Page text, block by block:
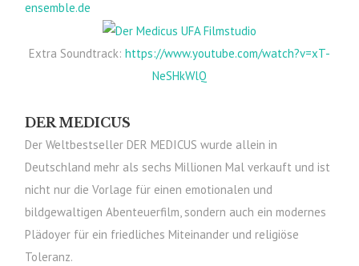
ensemble.de
Extra Soundtrack: https://www.youtube.com/watch?v=xT-
NeSHkWlQ
DER MEDICUS
Der Weltbestseller DER MEDICUS wurde allein in
Deutschland mehr als sechs Millionen Mal verkauft und ist
nicht nur die Vorlage für einen emotionalen und
bildgewaltigen Abenteuerfilm, sondern auch ein modernes
Plädoyer für ein friedliches Miteinander und religiöse
Toleranz.